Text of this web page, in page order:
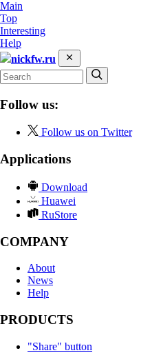
Main
Top
Interesting
Help
nickfw.ru
Follow us:
Follow us on Twitter
Applications
Download
Huawei
RuStore
COMPANY
About
News
Help
PRODUCTS
"Share" button